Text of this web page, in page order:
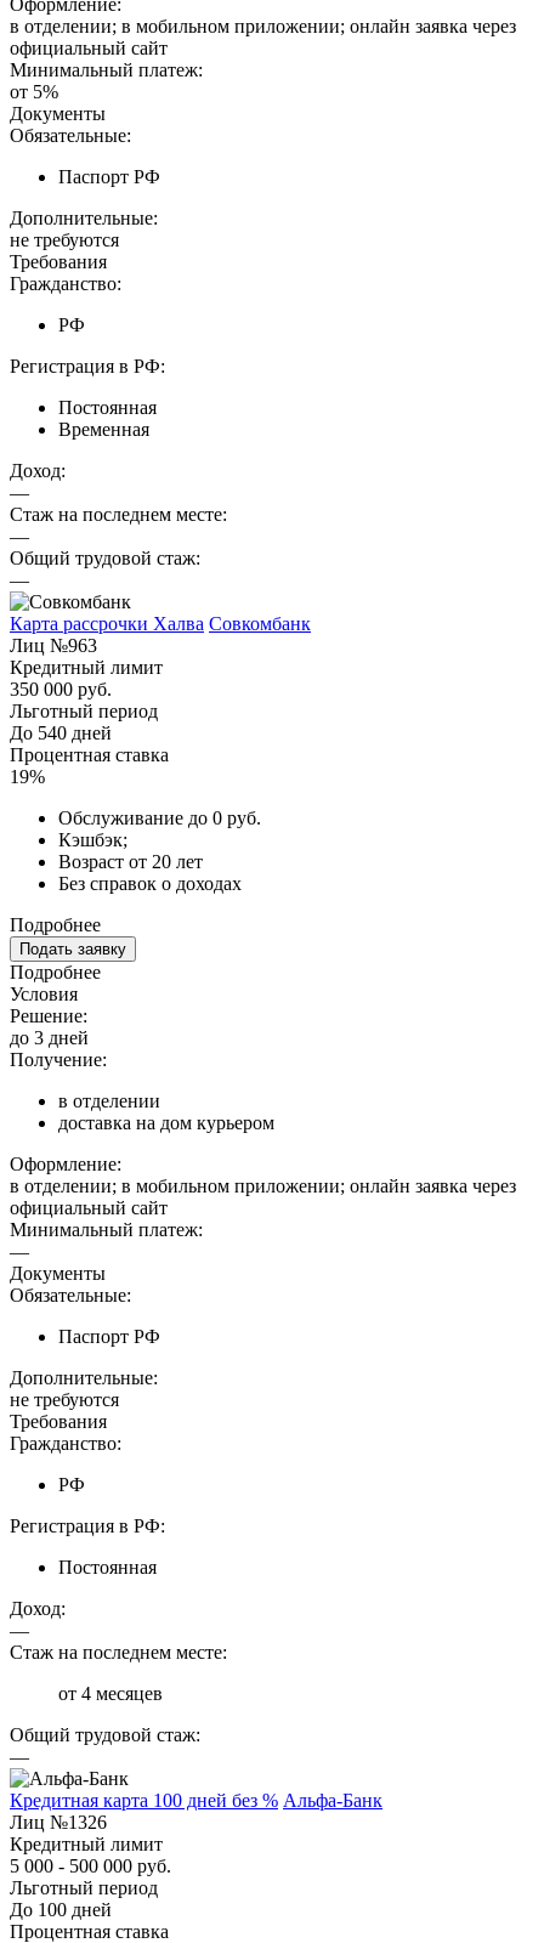
в отделении; в мобильном приложении; онлайн заявка через
официальный сайт
Минимальный платеж:
от 5%
Документы
Обязательные:
Паспорт РФ
Дополнительные:
не требуются
Требования
Гражданство:
РФ
Регистрация в РФ:
Постоянная
Временная
Доход:
—
Стаж на последнем месте:
—
Общий трудовой стаж:
—
Карта рассрочки Халва Совкомбанк
Лиц №963
Кредитный лимит
350 000 руб.
Льготный период
До 540 дней
Процентная ставка
19%
Обслуживание до 0 руб.
Кэшбэк;
Возраст от 20 лет
Без справок о доходах
Подробнее
Подать заявку
Подробнее
Условия
Решение:
до 3 дней
Получение:
в отделении
доставка на дом курьером
Оформление:
в отделении; в мобильном приложении; онлайн заявка через
официальный сайт
Минимальный платеж:
—
Документы
Обязательные:
Паспорт РФ
Дополнительные:
не требуются
Требования
Гражданство:
РФ
Регистрация в РФ:
Постоянная
Доход:
—
Стаж на последнем месте:
от 4 месяцев
Общий трудовой стаж:
—
Кредитная карта 100 дней без % Альфа-Банк
Лиц №1326
Кредитный лимит
5 000 - 500 000 руб.
Льготный период
До 100 дней
Процентная ставка